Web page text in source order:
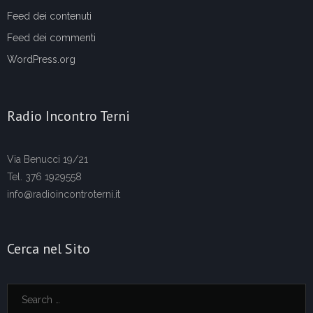
Feed dei contenuti
Feed dei commenti
WordPress.org
Radio Incontro Terni
Via Benucci 19/21
Tel. 376 1929558
info@radioincontroterni.it
Cerca nel Sito